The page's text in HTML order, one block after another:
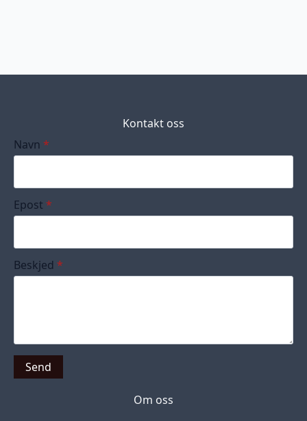
Kontakt oss
Navn *
Epost *
Beskjed *
Send
Om oss